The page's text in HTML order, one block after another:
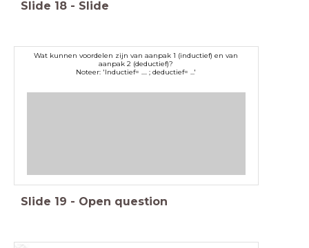
Slide 18 - Slide
Wat kunnen voordelen zijn van aanpak 1 (inductief) en van
aanpak 2 (deductief)?
Noteer: 'Inductief= .... ; deductief= ...'
Slide 19 - Open question